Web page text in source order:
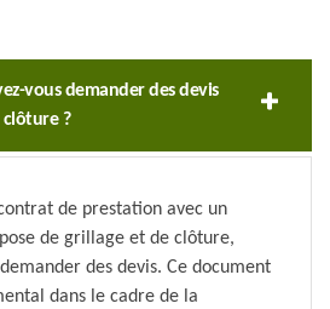
vous demander des devis
clôture ?
de prestation avec un
de grillage et de clôture,
des devis. Ce document
dans le cadre de la